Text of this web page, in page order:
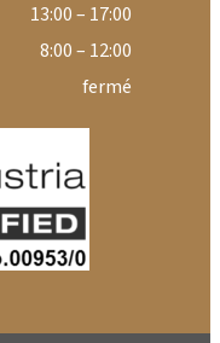
13:00 – 17:00
8:00 – 12:00
fermé